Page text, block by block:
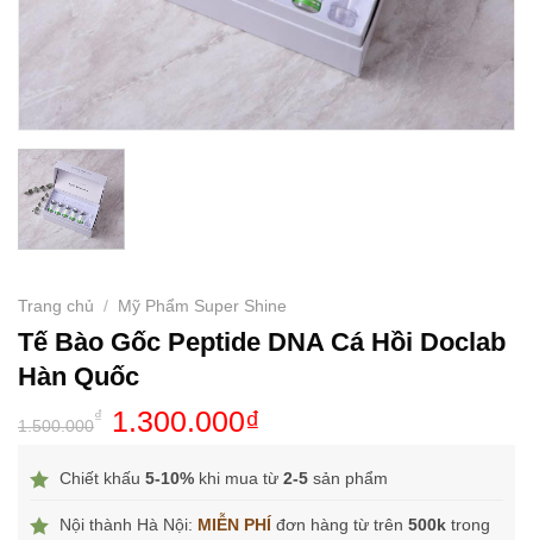
Trang chủ / Mỹ Phẩm Super Shine
Tế Bào Gốc Peptide DNA Cá Hồi Doclab
Hàn Quốc
1.500.000
₫ 1.300.000₫
Chiết khấu 5-10% khi mua từ 2-5 sản phẩm
Nội thành Hà Nội: MIỄN PHÍ đơn hàng từ trên 500k trong